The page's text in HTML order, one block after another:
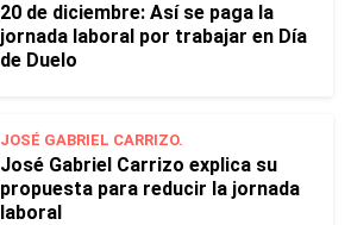
20 de diciembre: Así se paga la
jornada laboral por trabajar en Día
de Duelo
JOSÉ GABRIEL CARRIZO.
José Gabriel Carrizo explica su
propuesta para reducir la jornada
laboral